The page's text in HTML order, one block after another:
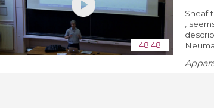
48:48
Sheaf
,